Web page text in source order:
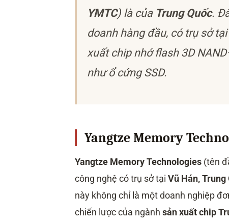
YMTC) là của Trung Quốc.
doanh hàng đầu, có trụ sở
xuất chip nhớ flash 3D
như ổ cứng SSD.
Yangtze Memory
Yangtze Memory Technologies (tên
công nghệ có trụ sở tại Vũ Hán, Trung
này không chỉ là một doanh nghiệp
chiến lược của ngành sản xuất chip